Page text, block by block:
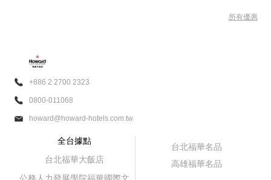
所有優惠
+886 2 2700 2323
0800-011068
howard@howard-hotels.com.tw
全台據點
台北福華大飯店
公務人力發展學院福華國際文
台北福華名品
高雄福華名品